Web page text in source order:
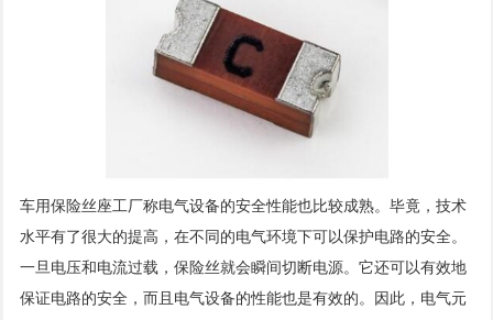
车用保险丝座工厂称电气设备的安全性能也比较成熟。毕竟，技术
水平有了很大的提高，在不同的电气环境下可以保护电路的安全。
一旦电压和电流过载，保险丝就会瞬间切断电源。它还可以有效地
保证电路的安全，而且电气设备的性能也是有效的。因此，电气元